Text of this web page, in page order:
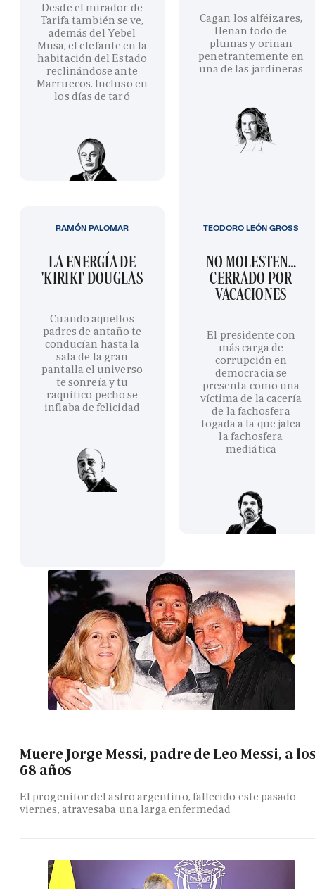
Desde el mirador de
Tarifa también se ve,
además del Yebel
Musa, el elefante en la
habitación del Estado
reclinándose ante
Marruecos. Incluso en
los días de taró
Cagan los alféizares,
llenan todo de
plumas y orinan
penetrantemente en
una de las jardineras
LA ENERGÍA DE
'KIRIKI' DOUGLAS
Cuando aquellos
padres de antaño te
conducían hasta la
sala de la gran
pantalla el universo
te sonreía y tu
raquítico pecho se
inflaba de felicidad
RAMÓN PALOMAR
NO MOLESTEN…
CERRADO POR
VACACIONES
El presidente con
más carga de
corrupción en
democracia se
presenta como una
víctima de la cacería
de la fachosfera
togada a la que jalea
la fachosfera
mediática
TEODORO LEÓN GROSS
Muere Jorge Messi, padre de Leo Messi, a
68 años
El progenitor del astro argentino, fallecido este pasado
viernes, atravesaba una larga enfermedad